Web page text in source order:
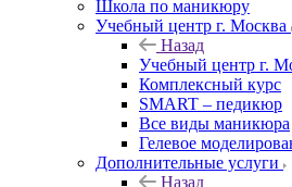
Школа по маникюру
Учебный центр г. Москва
Назад
Учебный центр г.
Комплексный курс
SMART – педикюр
Все виды маникюра
Гелевое
Дополнительные услуги
Назад